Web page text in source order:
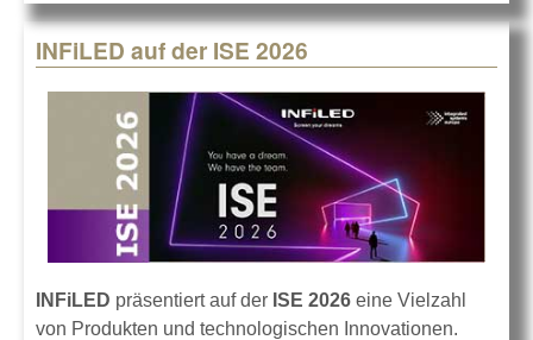
INFiLED auf der ISE 2026
INFiLED präsentiert auf der ISE 2026 eine Vielzahl
von Produkten und technologischen Innovationen.